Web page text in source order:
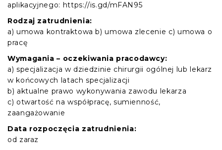
aplikacyjnego: https://is.gd/mFAN95
Rodzaj zatrudnienia:
a) umowa kontraktowa b) umowa zlecenie c) umowa o
pracę
Wymagania – oczekiwania pracodawcy:
a) specjalizacja w dziedzinie chirurgii ogólnej lub lekarz
w końcowych latach specjalizacji
b) aktualne prawo wykonywania zawodu lekarza
c) otwartość na współpracę, sumienność,
zaangażowanie
Data rozpoczęcia zatrudnienia:
od zaraz